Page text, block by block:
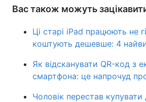
Вас також можуть
Ці старі iPad працюють не
коштують дешевше: 4
Як відсканувати QR-код з
смартфона: це напрочуд
Чоловік перестав купувати